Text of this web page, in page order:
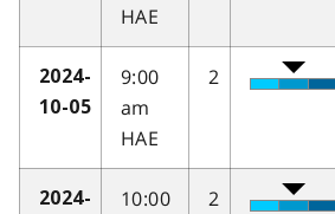
HAE
2024-
10-05
9:00
am
HAE
2
2024-
10:00
2